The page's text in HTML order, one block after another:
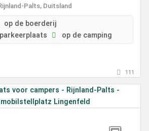
Palts, Duitsland
op de boerderij
op de camping
111